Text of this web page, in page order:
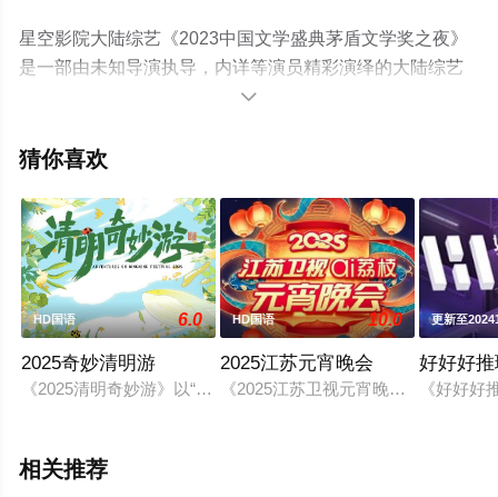
星空影院大陆综艺《2023中国文学盛典茅盾文学奖之夜》
是一部由未知导演执导，内详等演员精彩演绎的大陆综艺
节目，手机免费观看高清未删减完整版综艺节目就上星空
网等平台了解。

猜你喜欢
HD国语 6.0
2025奇妙清明游
《2025清明奇妙游》以“万物有生时”为核心主题，通过贴近现
HD国语 10.0
2025江苏元宵晚会
《2025江苏卫视元宵晚会》与中国
更新至
好好好
《好好
相关推荐